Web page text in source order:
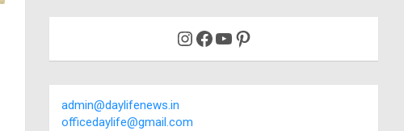
Instagram
Facebook
YouTube
Pinterest
admin@daylifenews.in
officedaylife@gmail.com